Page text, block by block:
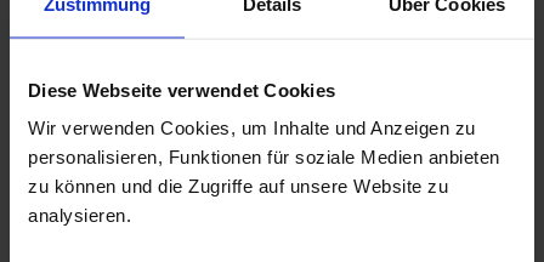
Diese Webseite verwendet Cookies
Wir verwenden Cookies, um Inhalte und Anzeigen zu
personalisieren, Funktionen für soziale Medien anbieten
zu können und die Zugriffe auf unsere Website zu
analysieren.
Drückergarnitur & Profilzylinderschloss für die Tür
mitIsolierglaseinsätzenals kostenlose Beigabe
mit einer Montageanleitung